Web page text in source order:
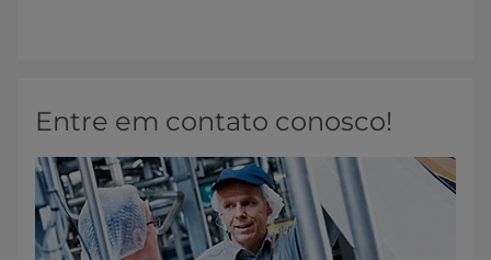
Entre em contato conosco!